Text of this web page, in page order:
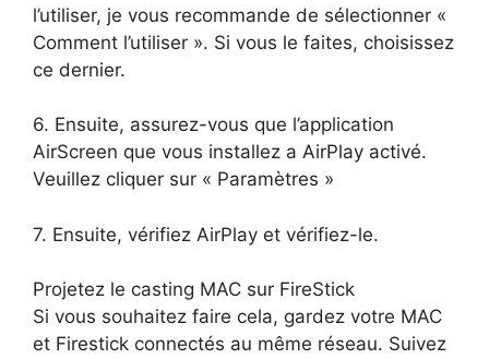
l’utiliser, je vous recommande de sélectionner «
Comment l’utiliser ». Si vous le faites, choisissez
ce dernier.
6. Ensuite, assurez-vous que l’application
AirScreen que vous installez a AirPlay activé.
Veuillez cliquer sur « Paramètres »
7. Ensuite, vérifiez AirPlay et vérifiez-le.
Projetez le casting MAC sur FireStick
Si vous souhaitez faire cela, gardez votre MAC
et Firestick connectés au même réseau. Suivez